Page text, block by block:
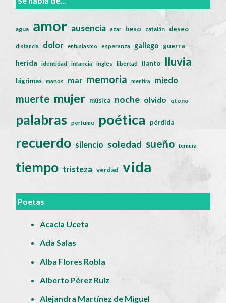
agua amor ausencia azar beso catalán deseo
distancia dolor entusiasmo esperanza gallego guerra
herida identidad infancia inglés libertad llanto lluvia
lágrimas manos mar memoria mentira miedo
muerte mujer música noche olvido otoño
palabras perfume poética pérdida
recuerdo silencio soledad sueño ternura
tiempo tristeza verdad vida
Poetas
Acacia Uceta
Ada Salas
Alba Flores Robla
Alberto Pérez Ruiz
Alejandra Martínez de Miguel